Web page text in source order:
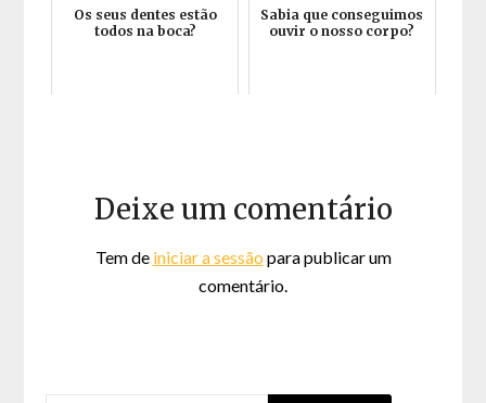
Os seus dentes estão
todos na boca?
Sabia que conseguimos
ouvir o nosso corpo?
Deixe um comentário
Tem de iniciar a sessão para publicar um
comentário.